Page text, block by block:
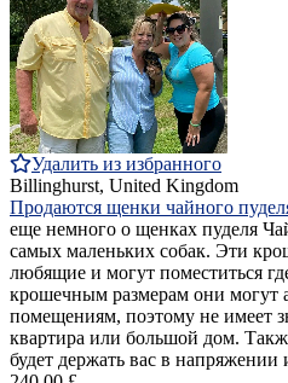
Удалить из избранного
Billinghurst, United Kingdom
Продаются щенки чайного
еще немного о щенках пуделя
самых маленьких собак. Эти
любящие и могут поместиться
крошечным размерам они могут
помещениям, поэтому не имеет
квартира или большой дом.
будет держать вас в напряжении